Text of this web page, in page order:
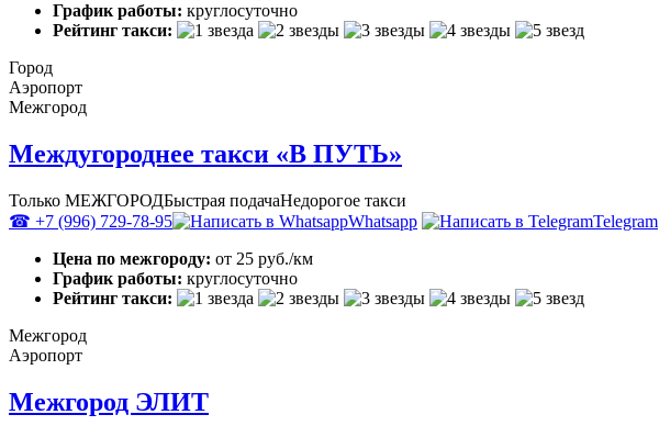
График работы: круглосуточно
Рейтинг такси:
Город
Аэропорт
Межгород
Междугороднее такси «В ПУТЬ»
Только МЕЖГОРОДБыстрая подачаНедорогое такси
☎ +7 (996) 729-78-95
Whatsapp
Telegram
Цена по межгороду: от 25 руб./км
График работы: круглосуточно
Рейтинг такси:
Межгород
Аэропорт
Межгород ЭЛИТ